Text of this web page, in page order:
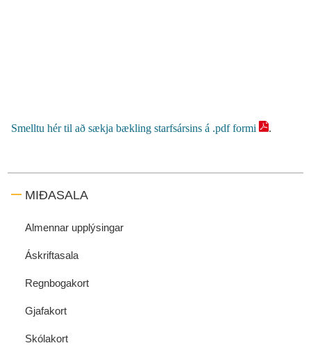
Smelltu hér til að sækja bækling starfsársins á .pdf formi .
MIÐASALA
Almennar upplýsingar
Áskriftasala
Regnbogakort
Gjafakort
Skólakort